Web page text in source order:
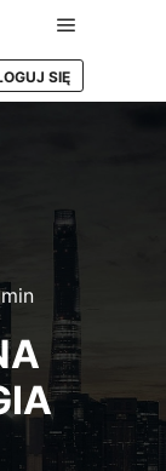
Główne
SIĘ